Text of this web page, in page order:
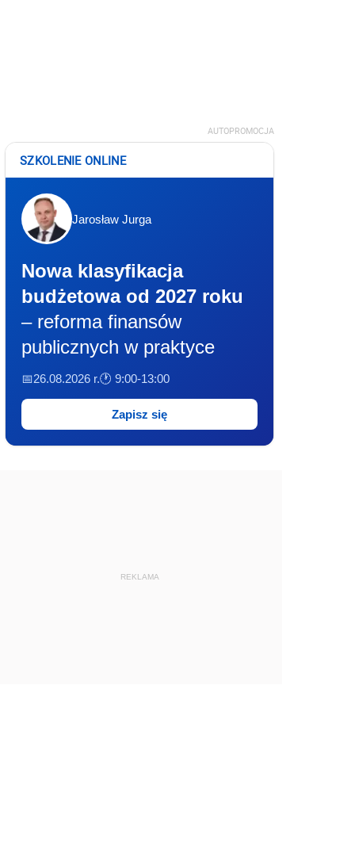
AUTOPROMOCJA
SZKOLENIE ONLINE
Jarosław Jurga
Nowa klasyfikacja
budżetowa od 2027 roku
– reforma finansów
publicznych w praktyce
📅26.08.2026 r.🕐 9:00-13:00
Zapisz się
REKLAMA